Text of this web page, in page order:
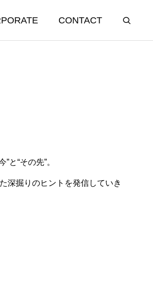
CONTACT
こんな機能が欲しい」と言われ
と“その先”。
深掘りのヒントを発信していき